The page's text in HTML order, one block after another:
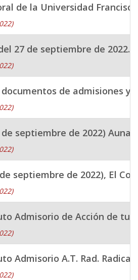
de la Universidad
27 de septiembre de
de admisiones y
de septiembre de 2022)
septiembre de 2022), El
Admisorio de Acción de
Admisorio A.T. Rad.